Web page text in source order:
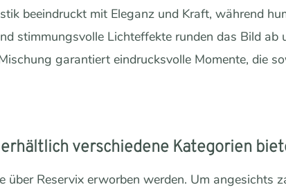
beeindruckt mit Eleganz und Kraft, während
stimmungsvolle Lichteffekte runden das Bild ab
garantiert eindrucksvolle Momente, die
verschiedene Kategorien
Reservix erworben werden. Um angesichts